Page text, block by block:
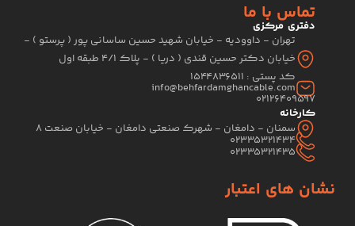
تماس با ما
دفتری مرکزی
تهران - داوودیه - خیابان شهید حسین ساسانی پور ( پرستو ) -
خیابان دکتر حسین قندی ( دریا ) - پلاک 4/1 طبقه اول
کد پستی : 1544836511
info@behfardamghancable.com
02126409597
کارخانه
سمنان - دامغان - شهرک صنعتی دامغان - خیابان صنعت 8
02335321434
02335321435
نشان های اعتبار